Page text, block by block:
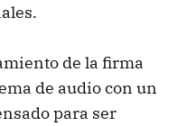
de la firma
de audio con un
para ser